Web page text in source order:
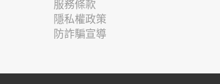
服務條款
隱私權政策
防詐騙宣導